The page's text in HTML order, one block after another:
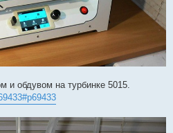
и обдувом на турбинке 5015.